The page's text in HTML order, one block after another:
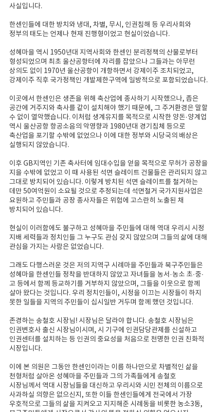
사실입니다.
한센인들에 대한 방치와 냉대, 차별, 무시, 인권침해 등 우리사회와
정부의 태도는 언제나 현재 진행형이었고 현실이었습니다.
성혜마을 역시 1950년대 지역사회와 한센인 분리정책의 산물로부터
형성되었으며 최초 울산공항터에 자리를 잡았으나 그들과는 아무런
상의도 없이 1970년 울산공항이 개항하면서 강제이주 조치되었고,
강제이주 직후 국가정책인 개발제한구역에 일방적으로 포함되었습니다.
이곳에서 한센인은 생존을 위해 축산업에 종사하기 시작했으나, 좁은
공간에 거주지와 축사를 같이 설치해야 했기 때문에, 그 주거환경은 말할
수 없이 열악했습니다. 이처럼 생계유지를 목적으로 시작한 양돈·양계업
역시 울산공항 항공소음의 악영향과 1980년대 경기침체 등으로
축산업을 포기할 수밖에 없었으나 이에 대한 정부와 시당국의 배상은
실행되지 않았습니다.
이후 GB지역인 기존 축사터에 임대수입을 얻을 목적으로 무허가 공장을
지을 수밖에 없었고 이 때 사용된 석면 슬레이트 건물들은 관리되지 않고
그대로 방치되어 있습니다. 이렇게 방치된 석면 슬레이트를 철거하는
데만 50여억원이 소요될 것으로 추정되는데 석면철거 국가지원사업은
요원하고 주민들과 공장 종사자들은 위험에 고스란히 노출된 채
방치되어 있습니다.
현실이 이러함에도 불구하고 성혜마을 주민들에 대해 역대 우리시 시정
지배 세력들과 정치인들 그 누구도 관심 갖지 않았으며 그들의 삶에 대해
관심을 가지는 사람은 없었습니다.
그래도 다행스러운 것은 저의 지역구 시례마을 주민들과 북구주민들은
성혜마을 한센인들 정착을 반대하지 않았고 자녀들을 농서·농소 초·중·
고 등에서 함께 등교하기를 거부하지 않았으며, 그들을 이웃으로 함께
살아 왔다는 것입니다. 우리 정치인들이, 시정을 이끄는 시장들이 하지
못한 일들을 지역의 주민들이 십시일반 거두며 함께 했던 것입니다.
존경하는 송철호 시장님! 시장님은 달라야 합니다. 송철호 시장님은
인권변호사 출신 시장님이시며, 시 기구에 인권담당관제를 신설하고
인권센터를 설치하는 등 인권의 중요성을 처음으로 천명한 인권 친화적
시장입니다.
이에 본 의원은 그동안 한센인이라는 이름 하나만으로 차별적인 삶을
천형처럼 살아온 성혜마을 주민들과 그의 가족들에게 송철호
시장님께서 역대 시장님들을 대신하고 우리시와 시민 전체의 이름으로
사과하실 의향은 없으신지, 또한 이들 한센인들에게 전국에서 가장
우호적으로 그들의 삶을 지켜오고 지지해준 시례동을 비롯한 농소3동,